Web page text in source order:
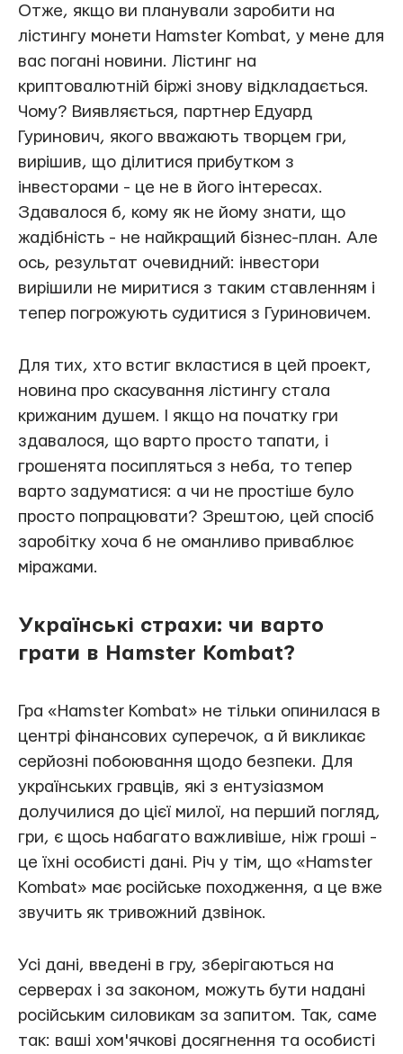
Отже, якщо ви планували заробити на
лістингу монети Hamster Kombat, у мене для
вас погані новини. Лістинг на
криптовалютній біржі знову відкладається.
Чому? Виявляється, партнер Едуард
Гуринович, якого вважають творцем гри,
вирішив, що ділитися прибутком з
інвесторами - це не в його інтересах.
Здавалося б, кому як не йому знати, що
жадібність - не найкращий бізнес-план. Але
ось, результат очевидний: інвестори
вирішили не миритися з таким ставленням і
тепер погрожують судитися з Гуриновичем.
Для тих, хто встиг вкластися в цей проект,
новина про скасування лістингу стала
крижаним душем. І якщо на початку гри
здавалося, що варто просто тапати, і
грошенята посипляться з неба, то тепер
варто задуматися: а чи не простіше було
просто попрацювати? Зрештою, цей спосіб
заробітку хоча б не оманливо приваблює
міражами.
Українські страхи: чи варто
грати в Hamster Kombat?
Гра «Hamster Kombat» не тільки опинилася в
центрі фінансових суперечок, а й викликає
серйозні побоювання щодо безпеки. Для
українських гравців, які з ентузіазмом
долучилися до цієї милої, на перший погляд,
гри, є щось набагато важливіше, ніж гроші -
це їхні особисті дані. Річ у тім, що «Hamster
Kombat» має російське походження, а це вже
звучить як тривожний дзвінок.
Усі дані, введені в гру, зберігаються на
серверах і за законом, можуть бути надані
російським силовикам за запитом. Так, саме
так: ваші хом'ячкові досягнення та особисті